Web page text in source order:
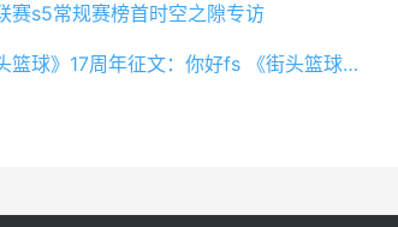
赛s5常规赛榜首时空之隙专访
《街头篮球》17周年征文：你好fs 《街头篮球》不知火舞头像